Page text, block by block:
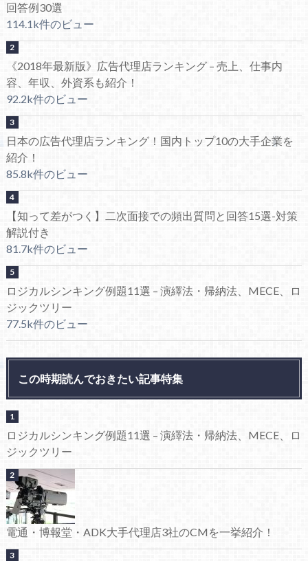
回答例30選
114.1k件のビュー
《2018年最新版》広告代理店ランキング – 売上、仕事内
容、年収、外資系も紹介！
92.2k件のビュー
日本の広告代理店ランキング！国内トップ10の大手企業を
紹介！
85.8k件のビュー
【知って差がつく】二次面接での頻出質問と回答15選-対策
解説付き
81.7k件のビュー
ロジカルシンキング例題11選 – 演繹法・帰納法、MECE、ロ
ジックツリー
77.5k件のビュー
この時期読んでおきたい記事特集
ロジカルシンキング例題11選 – 演繹法・帰納法、MECE、ロ
ジックツリー
電通・博報堂・ADK大手代理店3社のCMを一挙紹介！